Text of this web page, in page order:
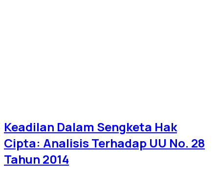
Keadilan Dalam Sengketa Hak
Cipta: Analisis Terhadap UU No. 28
Tahun 2014